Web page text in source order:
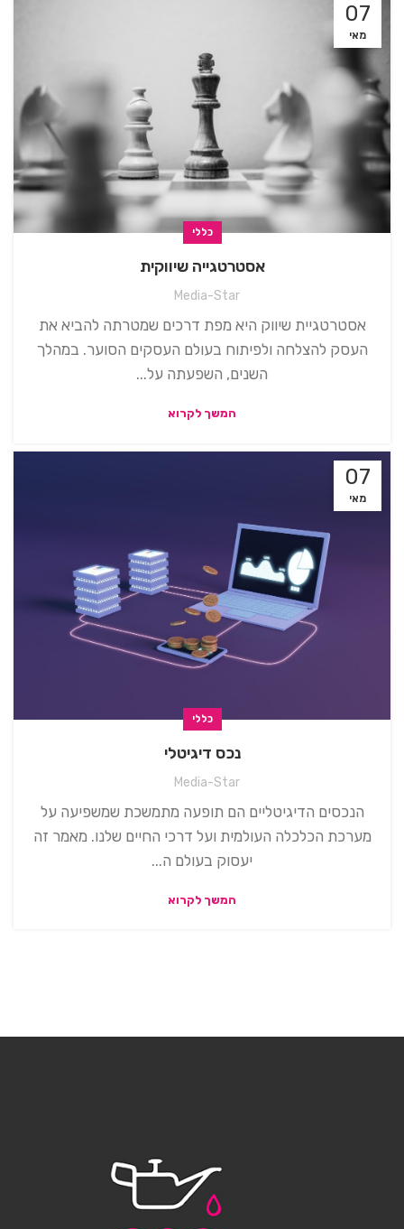
07
מאי
כללי
אסטרטגייה שיווקית
Media-Star
אסטרטגיית שיווק היא מפת דרכים שמטרתה להביא את
העסק להצלחה ולפיתוח בעולם העסקים הסוער. במהלך
השנים, השפעתה על...
המשך לקרוא
07
מאי
כללי
נכס דיגיטלי
Media-Star
הנכסים הדיגיטליים הם תופעה מתמשכת שמשפיעה על
מערכת הכלכלה העולמית ועל דרכי החיים שלנו. מאמר זה
יעסוק בעולם ה...
המשך לקרוא